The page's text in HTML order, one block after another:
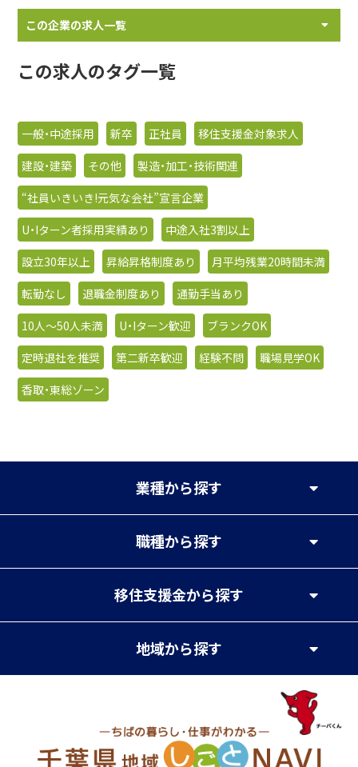
この企業の求人一覧
この求人のタグ一覧
一般・中途採用 新卒 正社員
移住支援金対象求人
建設・建築
その他
製造・加工・技術関連
“社員いきいき!元気な会社”宣言企業
U・Iターン者採用実績あり
中途入社3割以上
設立30年以上
昇給昇格制度あり
月平均残業20時間未満
転勤なし
退職金制度あり
通勤手当あり
10人〜50人未満
U・Iターン歓迎
ブランクOK
定時退社を推奨
第二新卒歓迎 経験不問
職場見学OK
香取・東総ゾーン
業種から探す
職種から探す
移住支援金から探す
地域から探す